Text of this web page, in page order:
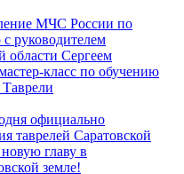
МЧС России по
руководителем
области Сергеем
класс по обучению